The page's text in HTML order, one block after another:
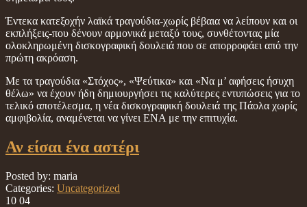
Έντεκα κατεξοχήν λαϊκά τραγούδια-χωρίς βέβαια να λείπουν και οι
εκπλήξεις-που δένουν αρμονικά μεταξύ τους, συνθέτοντας μία
ολοκληρωμένη δισκογραφική δουλειά που σε απορροφάει από την
πρώτη ακρόαση.
Με τα τραγούδια «Στόχος», «Ψεύτικα» και «Να μ’ αφήσεις ήσυχη
θέλω» να έχουν ήδη δημιουργήσει τις καλύτερες εντυπώσεις για το
τελικό αποτέλεσμα, η νέα δισκογραφική δουλειά της Πάολα χωρίς
αμφιβολία, αναμένεται να γίνει ΕΝΑ με την επιτυχία.
Αν είσαι ένα αστέρι
Posted by: maria
Categories: Uncategorized
10 04